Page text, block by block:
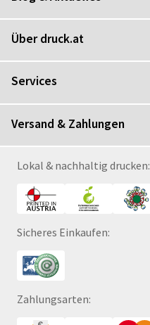
Über druck.at
Services
Versand & Zahlungen
Lokal & nachhaltig drucken:
Sicheres Einkaufen:
Zahlungsarten: